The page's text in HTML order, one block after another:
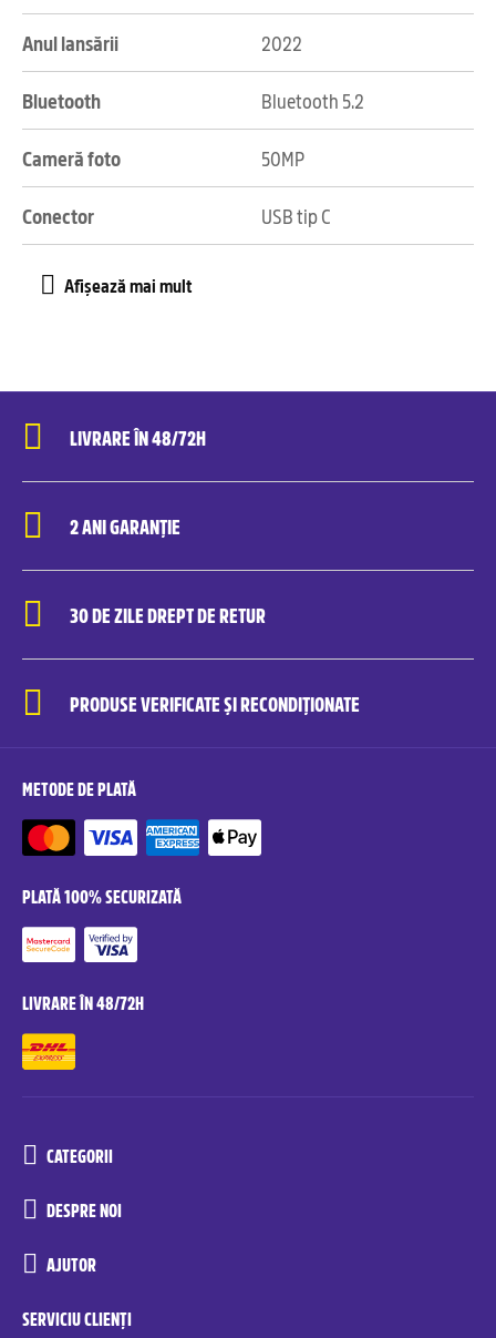
Anul lansării 2022
Bluetooth Bluetooth 5.2
Cameră foto 50MP
Conector USB tip C
LIVRARE ÎN 48/72H
2 ANI GARANȚIE
30 DE ZILE DREPT DE RETUR
PRODUSE VERIFICATE ȘI RECONDIȚIONATE
METODE DE PLATĂ
PLATĂ 100% SECURIZATĂ
LIVRARE ÎN 48/72H
CATEGORII
DESPRE NOI
AJUTOR
SERVICIU CLIENȚI